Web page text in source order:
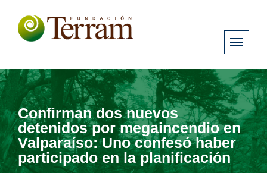
Confirman dos nuevos
detenidos por megaincendio en
Valparaíso: Uno confesó haber
participado en la planificación